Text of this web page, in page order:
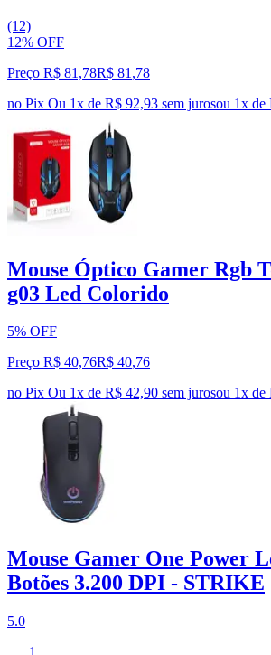
(12)
12% OFF
Preço R$ 81,78R$ 81 ,78
no Pix Ou 1x de R$ 92,93 sem jurosou 1x de
Mouse Óptico Gamer Rgb
g03 Led Colorido
5% OFF
Preço R$ 40,76R$ 40,76
no Pix Ou 1x de R$ 42,90 sem jurosou 1x de
Mouse Gamer One Power
Botões 3.200 DPI - STRIKE
5.0